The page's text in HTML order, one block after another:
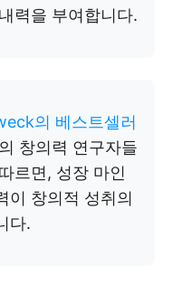
력을 부여합니다.
의 베스트셀러
창의력 연구자들
르면, 성장 마인
이 창의적 성취의
다.